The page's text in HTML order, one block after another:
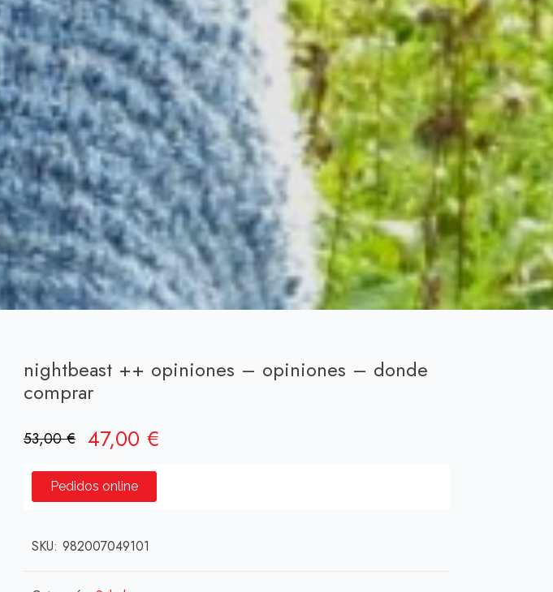
nightbeast ++ opiniones – opiniones – donde
comprar
53,00€ El
original
era:
53,00 €.
47,00 €
Pedidos online
SKU: 982007049101